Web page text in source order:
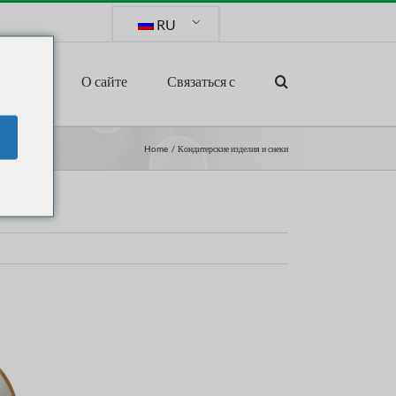
RU
О сайте Связаться с
Home Кондитерские изделия и снеки